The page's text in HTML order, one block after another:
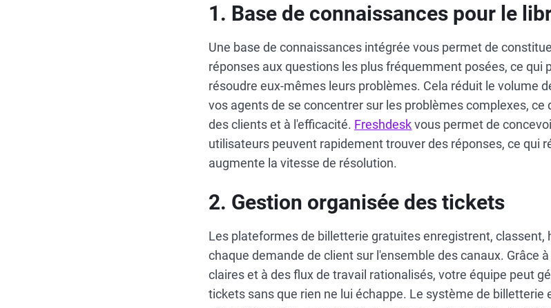
1. Base de connaissances pour le
Une base de connaissances intégrée vous permet de
réponses aux questions les plus fréquemment posées, ce qui
résoudre eux-mêmes leurs problèmes. Cela réduit le volume
vos agents de se concentrer sur les problèmes complexes,
des clients et à l'efficacité. Freshdeskvous permet de
utilisateurs peuvent rapidement trouver des réponses, ce qui
augmente la vitesse de résolution.
2. Gestion organisée des tickets
Les plateformes de billetterie gratuites enregistrent, classent,
chaque demande de client sur l'ensemble des canaux. Grâce
claires et à des flux de travail rationalisés, votre équipe peut
tickets sans que rien ne lui échappe. Le système de billetterie